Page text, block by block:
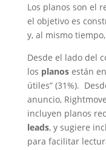
Los planos son el
el objetivo es
y, al mismo
Desde el lado del
los planosestán
útiles” (31%).
anuncio,
incluyen planos
leads, y sugiere
para facilitar